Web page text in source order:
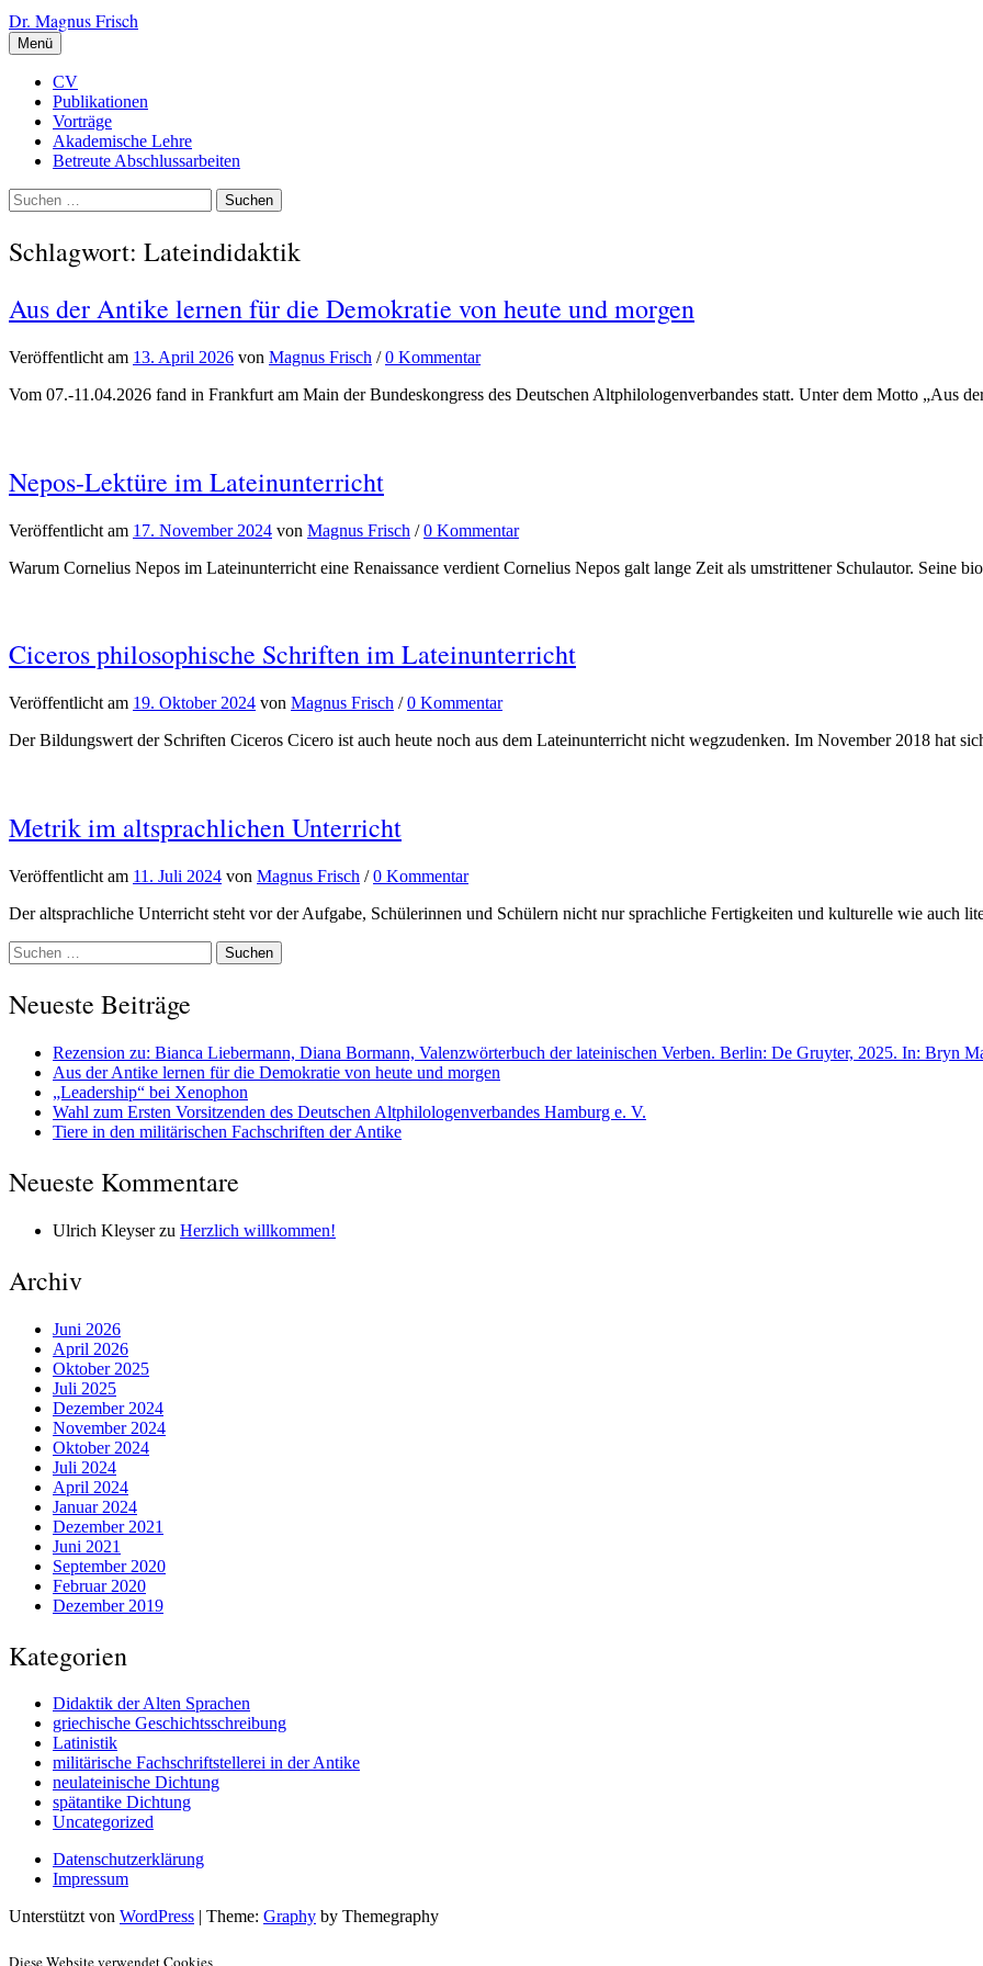
Zum
Inhalt
überspringen
Dr. Magnus Frisch
Menü
CV
Publikationen
Vorträge
Akademische Lehre
Betreute Abschlussarbeiten
Suchen
nach:
Schlagwort: Lateindidaktik
Aus der Antike lernen für die Demokratie von heute und morgen
Veröffentlicht am 13. April 2026 von Magnus Frisch /0 Kommentar
Vom 07.-11.04.2026 fand in Frankfurt am Main der Bundeskongress des Deutschen Altphilologenverbandes statt. Unter dem Motto „Aus
Nepos-Lektüre im Lateinunterricht
Veröffentlicht am 17. November 2024 von Magnus Frisch /0 Kommentar
Warum Cornelius Nepos im Lateinunterricht eine Renaissance verdient Cornelius Nepos galt lange Zeit als umstrittener Schulautor. Seine
Ciceros philosophische Schriften im Lateinunterricht
Veröffentlicht am 19. Oktober 2024 von Magnus Frisch /0 Kommentar
Der Bildungswert der Schriften Ciceros Cicero ist auch heute noch aus dem Lateinunterricht nicht wegzudenken. Im November 2018 hat
Metrik im altsprachlichen Unterricht
Veröffentlicht am 11. Juli 2024 von Magnus Frisch /0 Kommentar
Der altsprachliche Unterricht steht vor der Aufgabe, Schülerinnen und Schülern nicht nur sprachliche Fertigkeiten und kulturelle wie auch
Suchen
nach:
Neueste Beiträge
Rezension zu: Bianca Liebermann, Diana Bormann, Valenzwörterbuch der lateinischen Verben. Berlin: De Gruyter, 2025. In: Bryn
Aus der Antike lernen für die Demokratie von heute und morgen
„Leadership“ bei Xenophon
Wahl zum Ersten Vorsitzenden des Deutschen Altphilologenverbandes Hamburg e. V.
Tiere in den militärischen Fachschriften der Antike
Neueste Kommentare
Ulrich Kleyserzu Herzlich willkommen!
Archiv
Juni 2026
April 2026
Oktober 2025
Juli 2025
Dezember 2024
November 2024
Oktober 2024
Juli 2024
April 2024
Januar 2024
Dezember 2021
Juni 2021
September 2020
Februar 2020
Dezember 2019
Kategorien
Didaktik der Alten Sprachen
griechische Geschichtsschreibung
Latinistik
militärische Fachschriftstellerei in der Antike
neulateinische Dichtung
spätantike Dichtung
Uncategorized
Datenschutzerklärung
Impressum
Unterstützt von WordPress | Theme: Graphy by Themegraphy
Diese Website verwendet Cookies